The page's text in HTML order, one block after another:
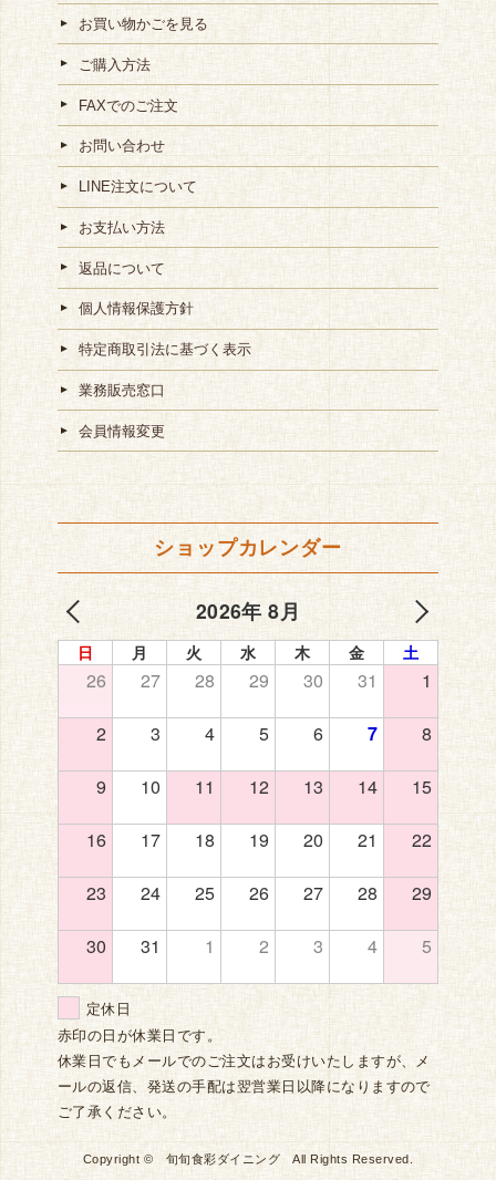
お買い物かごを見る
ご購入方法
FAXでのご注文
お問い合わせ
LINE注文について
お支払い方法
返品について
個人情報保護方針
特定商取引法に基づく表示
業務販売窓口
会員情報変更
ショップカレンダー
2026年 8月
日 月 火 水 木 金 土
26 27 28 29 30 31 1
2 3 4 5 6 7 8
9 10 11 12 13 14 15
16 17 18 19 20 21 22
23 24 25 26 27 28 29
30 31 1 2 3 4 5
定休日
赤印の日が休業日です。
休業日でもメールでのご注文はお受けいたしますが、メ
ールの返信、発送の手配は翌営業日以降になりますので
ご了承ください。
Copyright © 旬旬食彩ダイニング All Rights Reserved.